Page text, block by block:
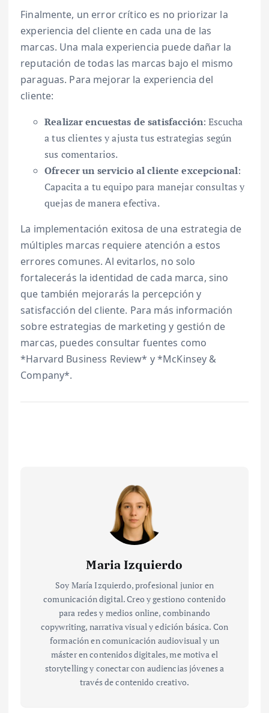
Finalmente, un error crítico es no priorizar la
experiencia del cliente en cada una de las
marcas. Una mala experiencia puede dañar la
reputación de todas las marcas bajo el mismo
paraguas. Para mejorar la experiencia del
cliente:
Realizar encuestas de satisfacción: Escucha
a tus clientes y ajusta tus estrategias según
sus comentarios.
Ofrecer un servicio al cliente excepcional:
Capacita a tu equipo para manejar consultas y
quejas de manera efectiva.
La implementación exitosa de una estrategia de
múltiples marcas requiere atención a estos
errores comunes. Al evitarlos, no solo
fortalecerás la identidad de cada marca, sino
que también mejorarás la percepción y
satisfacción del cliente. Para más información
sobre estrategias de marketing y gestión de
marcas, puedes consultar fuentes como
*Harvard Business Review* y *McKinsey &
Company*.
Maria Izquierdo
Soy María Izquierdo, profesional junior en
comunicación digital. Creo y gestiono contenido
para redes y medios online, combinando
copywriting, narrativa visual y edición básica. Con
formación en comunicación audiovisual y un
máster en contenidos digitales, me motiva el
storytelling y conectar con audiencias jóvenes a
través de contenido creativo.